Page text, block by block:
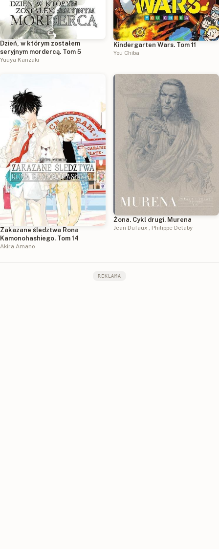
Dzień, w którym zostałem
seryjnym mordercą. Tom 5
Yuuya Kanzaki
Kindergarten Wars. Tom 11
You Chiba
Zakazane śledztwa Rona
Kamonohashiego. Tom 14
Akira Amano
Żona. Cykl drugi. Murena
Jean Dufaux Philippe Delaby
REKLAMA